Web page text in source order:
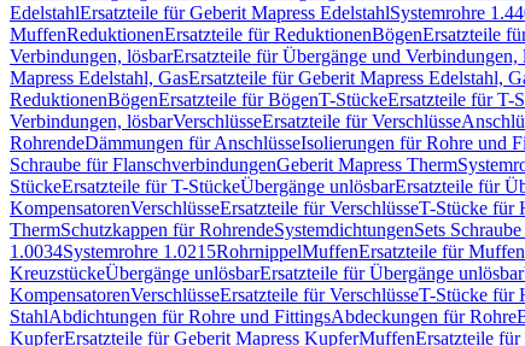
EdelstahlErsatzteile für Geberit Mapress EdelstahlSystemrohre
MuffenReduktionenErsatzteile für ReduktionenBögenErsatzteile
Verbindungen, lösbarErsatzteile für Übergänge und Verbindungen,
Mapress Edelstahl, GasErsatzteile für Geberit Mapress Edelstahl,
ReduktionenBögenErsatzteile für BögenT-StückeErsatzteile für T-
Verbindungen, lösbarVerschlüsseErsatzteile für Verschlüsse
RohrendeDämmungen für AnschlüsseIsolierungen für Rohre und
Schraube für FlanschverbindungenGeberit Mapress Therm
StückeErsatzteile für T-StückeÜbergänge unlösbarErsatzteile für
KompensatorenVerschlüsseErsatzteile für VerschlüsseT-Stücke für
ThermSchutzkappen für RohrendeSystemdichtungenSets
1.0034Systemrohre 1.0215RohrnippelMuffenErsatzteile für Muffen
KreuzstückeÜbergänge unlösbarErsatzteile für Übergänge unlösbar
KompensatorenVerschlüsseErsatzteile für VerschlüsseT-Stücke für
StahlAbdichtungen für Rohre und FittingsAbdeckungen für Rohre
KupferErsatzteile für Geberit Mapress KupferMuffenErsatzteile